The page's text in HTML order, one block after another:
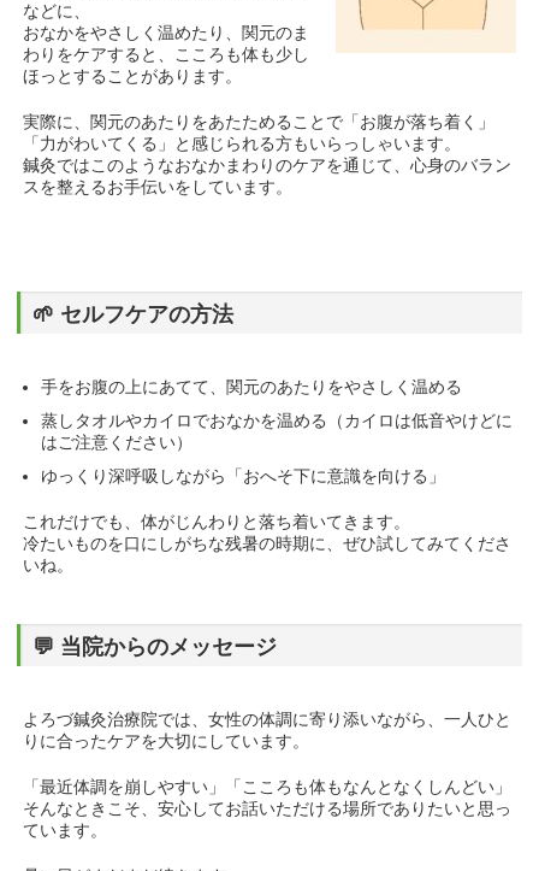
などに、
おなかをやさしく温めたり、関元のま
わりをケアすると、こころも体も少し
ほっとすることがあります。
実際に、関元のあたりをあたためることで「お腹が落ち着く」
「力がわいてくる」と感じられる方もいらっしゃいます。
鍼灸ではこのようなおなかまわりのケアを通じて、心身のバラン
スを整えるお手伝いをしています。
🌱 セルフケアの方法
手をお腹の上にあてて、関元のあたりをやさしく温める
蒸しタオルやカイロでおなかを温める（カイロは低音やけどに
はご注意ください）
ゆっくり深呼吸しながら「おへそ下に意識を向ける」
これだけでも、体がじんわりと落ち着いてきます。
冷たいものを口にしがちな残暑の時期に、ぜひ試してみてくださ
いね。
💬 当院からのメッセージ
よろづ鍼灸治療院では、女性の体調に寄り添いながら、一人ひと
りに合ったケアを大切にしています。
「最近体調を崩しやすい」「こころも体もなんとなくしんどい」
そんなときこそ、安心してお話いただける場所でありたいと思っ
ています。